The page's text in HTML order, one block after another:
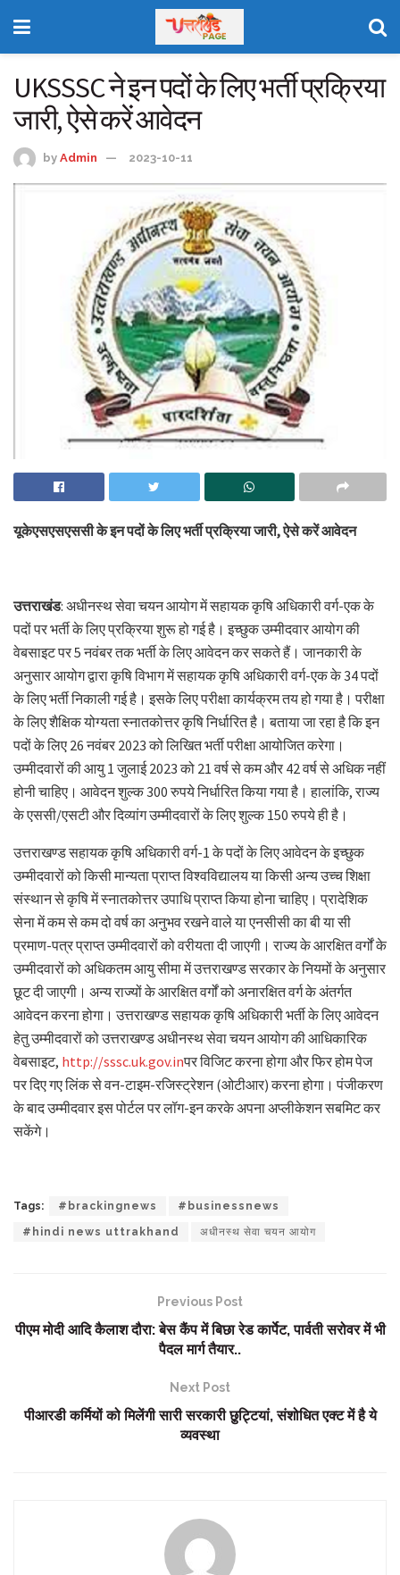
UKSSSC ने इन पदों के लिए भर्ती प्रक्रिया
जारी, ऐसे करें आवेदन
by Admin 2023-10-11
यूकेएसएसएससी के इन पदों के लिए भर्ती प्रक्रिया जारी, ऐसे करें आवेदन
उत्तराखंड: अधीनस्थ सेवा चयन आयोग में सहायक कृषि अधिकारी वर्ग-एक के
पदों पर भर्ती के लिए प्रक्रिया शुरू हो गई है। इच्छुक उम्मीदवार आयोग की
वेबसाइट पर 5 नवंबर तक भर्ती के लिए आवेदन कर सकते हैं। जानकारी के
अनुसार आयोग द्वारा कृषि विभाग में सहायक कृषि अधिकारी वर्ग-एक के 34 पदों
के लिए भर्ती निकाली गई है। इसके लिए परीक्षा कार्यक्रम तय हो गया है। परीक्षा
के लिए शैक्षिक योग्यता स्नातकोत्तर कृषि निर्धारित है। बताया जा रहा है कि इन
पदों के लिए 26 नवंबर 2023 को लिखित भर्ती परीक्षा आयोजित करेगा।
उम्मीदवारों की आयु 1 जुलाई 2023 को 21 वर्ष से कम और 42 वर्ष से अधिक नहीं
होनी चाहिए। आवेदन शुल्क 300 रुपये निर्धारित किया गया है। हालांकि, राज्य
के एससी/एसटी और दिव्यांग उम्मीदवारों के लिए शुल्क 150 रुपये ही है।
उत्तराखण्ड सहायक कृषि अधिकारी वर्ग-1 के पदों के लिए आवेदन के इच्छुक
उम्मीदवारों को किसी मान्यता प्राप्त विश्वविद्यालय या किसी अन्य उच्च शिक्षा
संस्थान से कृषि में स्नातकोत्तर उपाधि प्राप्त किया होना चाहिए। प्रादेशिक
सेना में कम से कम दो वर्ष का अनुभव रखने वाले या एनसीसी का बी या सी
प्रमाण-पत्र प्राप्त उम्मीदवारों को वरीयता दी जाएगी। राज्य के आरक्षित वर्गों के
उम्मीदवारों को अधिकतम आयु सीमा में उत्तराखण्ड सरकार के नियमों के अनुसार
छूट दी जाएगी। अन्य राज्यों के आरक्षित वर्गों को अनारक्षित वर्ग के अंतर्गत
आवेदन करना होगा। उत्तराखण्ड सहायक कृषि अधिकारी भर्ती के लिए आवेदन
हेतु उम्मीदवारों को उत्तराखण्ड अधीनस्थ सेवा चयन आयोग की आधिकारिक
वेबसाइट, http://sssc.uk.gov.inपर विजिट करना होगा और फिर होम पेज
पर दिए गए लिंक से वन-टाइम-रजिस्ट्रेशन (ओटीआर) करना होगा। पंजीकरण
के बाद उम्मीदवार इस पोर्टल पर लॉग-इन करके अपना अप्लीकेशन सबमिट कर
सकेंगे।
Tags: #brackingnews #businessnews
#hindi news uttrakhand अधीनस्थ सेवा चयन आयोग
Previous Post
पीएम मोदी आदि कैलाश दौरा: बेस कैंप में बिछा रेड कार्पेट, पार्वती सरोवर में भी
पैदल मार्ग तैयार..
Next Post
पीआरडी कर्मियों को मिलेंगी सारी सरकारी छु़ट्टियां, संशोधित एक्ट में है ये
व्यवस्था